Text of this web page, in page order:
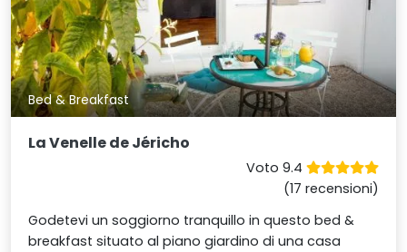
Bed & Breakfast
La Venelle de Jéricho
Voto 9.4
(17 recensioni)
Godetevi un soggiorno tranquillo in questo bed &
breakfast situato al piano giardino di una casa